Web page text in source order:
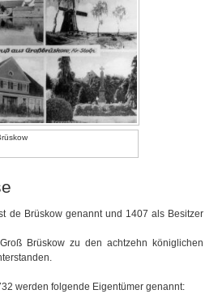
de Brüskow genannt und 1407 als Besitzer
Brüskow zu den achtzehn königlichen
werden folgende Eigentümer genannt: